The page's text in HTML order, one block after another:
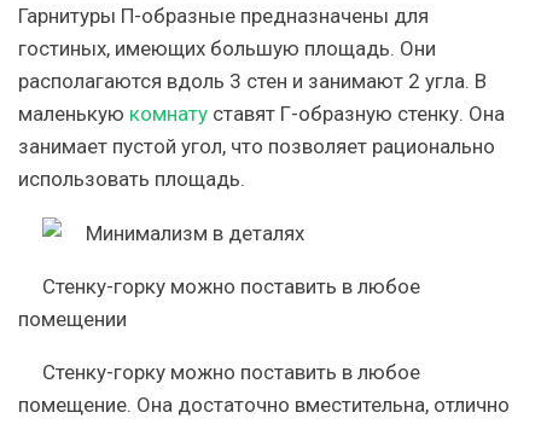
Гарнитуры П-образные предназначены для
гостиных, имеющих большую площадь. Они
располагаются вдоль 3 стен и занимают 2 угла. В
маленькую комнату ставят Г-образную стенку. Она
занимает пустой угол, что позволяет рационально
использовать площадь.
Стенку-горку можно поставить в любое
помещении
Стенку-горку можно поставить в любое
помещение. Она достаточно вместительна, отлично